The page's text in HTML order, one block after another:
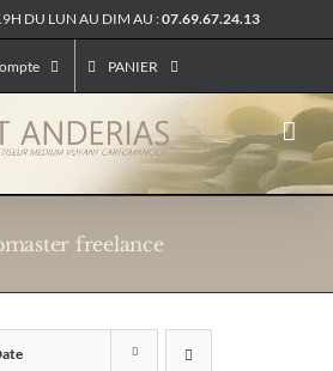
DU LUN AU DIM AU :07.69.67.24.13
PANIER
freelance